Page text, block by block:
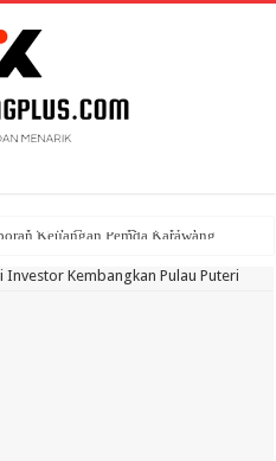
Keuangan Pemda Karawang
Investor Kembangkan Pulau Puteri